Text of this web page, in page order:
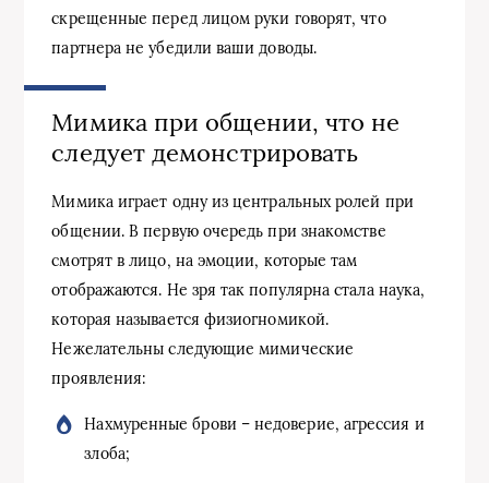
скрещенные перед лицом руки говорят, что
партнера не убедили ваши доводы.
Мимика при общении, что не
следует демонстрировать
Мимика играет одну из центральных ролей при
общении. В первую очередь при знакомстве
смотрят в лицо, на эмоции, которые там
отображаются. Не зря так популярна стала наука,
которая называется физиогномикой.
Нежелательны следующие мимические
проявления:
Нахмуренные брови – недоверие, агрессия и
злоба;